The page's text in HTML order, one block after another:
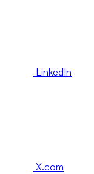
LinkedIn
X.com